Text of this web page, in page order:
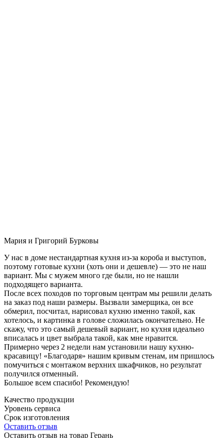
Мария и Григорий Бурковы
У нас в доме нестандартная кухня из-за короба и выступов,
поэтому готовые кухни (хоть они и дешевле) — это не наш
вариант. Мы с мужем много где были, но не нашли
подходящего варианта.
После всех походов по торговым центрам мы решили делать
на заказ под наши размеры. Вызвали замерщика, он все
обмерил, посчитал, нарисовал кухню именно такой, как
хотелось, и картинка в голове сложилась окончательно. Не
скажу, что это самый дешевый вариант, но кухня идеально
вписалась и цвет выбрала такой, как мне нравится.
Примерно через 2 недели нам установили нашу кухню-
красавицу! «Благодаря» нашим кривым стенам, им пришлось
помучиться с монтажом верхних шкафчиков, но результат
получился отменный.
Большое всем спасибо! Рекомендую!
Качество продукции
Уровень сервиса
Срок изготовления
Оставить отзыв
Оставить отзыв на товар Герань